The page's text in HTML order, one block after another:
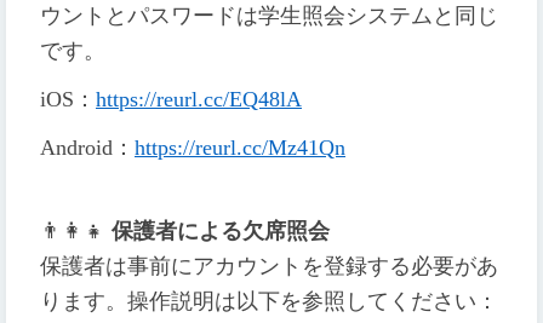
ウントとパスワードは学生照会システムと同じ
です。
iOS ： https://reurl.cc/EQ48lA
Android ： https://reurl.cc/Mz41Qn
👨 👩 👧 保護者による欠席照会
保護者は事前にアカウントを登録する必要があ
ります。操作説明は以下を参照してください：